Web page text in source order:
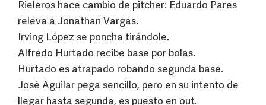
Rieleros hace cambio de pitcher: Eduardo Pares
releva a Jonathan Vargas.
Irving López se poncha tirándole.
Alfredo Hurtado recibe base por bolas.
Hurtado es atrapado robando segunda base.
José Aguilar pega sencillo, pero en su intento de
llegar hasta segunda, es puesto en out.